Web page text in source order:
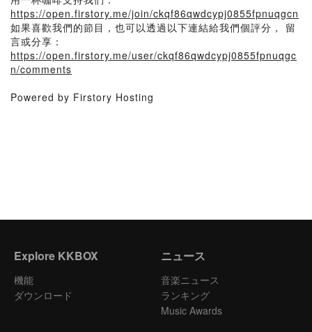
https://open.firstory.me/join/ckqf86qwdcypj0855fpnuqgcn
如果喜歡我們的節目，也可以透過以下連結給我們個評分， 留
言或分享：
https://open.firstory.me/user/ckqf86qwdcypj0855fpnuqgc
n/comments
Powered by Firstory Hosting
Explore KKBOX
機能
ダウンロード
ニュース
音楽ニュース
ランキング
Music Awards